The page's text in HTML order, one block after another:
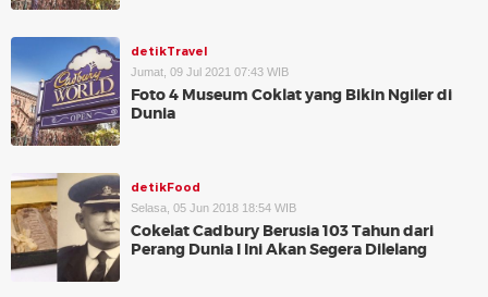
detikTravel
Jumat, 09 Jul 2021 07:43 WIB
Foto 4 Museum Coklat yang Bikin Ngiler di
Dunia
detikFood
Selasa, 05 Jun 2018 18:54 WIB
Cokelat Cadbury Berusia 103 Tahun dari
Perang Dunia I Ini Akan Segera Dilelang